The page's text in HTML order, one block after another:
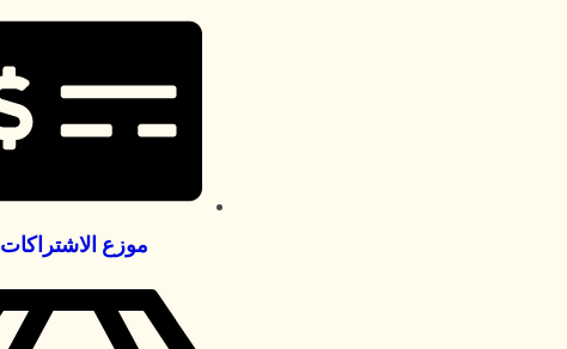
موزع الاشتراكات